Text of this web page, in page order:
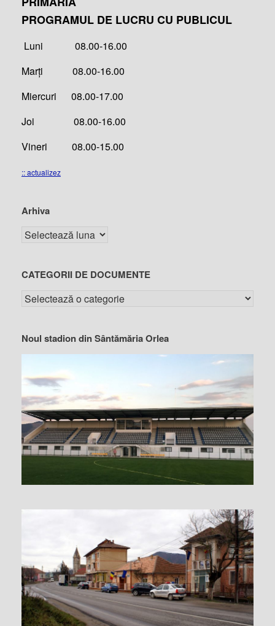
PROGRAMUL DE LUCRU CU PUBLICUL
Luni 08.00-16.00
Marți 08.00-16.00
Miercuri 08.00-17.00
Joi 08.00-16.00
Vineri 08.00-15.00
:: actualizez
Arhiva
CATEGORII DE DOCUMENTE
Noul stadion din Sântămăria Orlea